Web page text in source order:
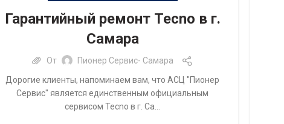
Гарантийный ремонт Tecno в г.
Самара
От
Пионер Сервис- Самара
Дорогие клиенты, напоминаем вам, что АСЦ "Пионер
Сервис" является единственным официальным
сервисом Tecno в г. Са...